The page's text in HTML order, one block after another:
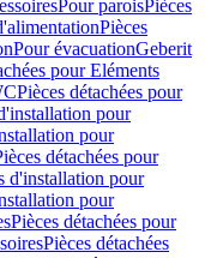
Pour paroisPièces
Pièces
Pour évacuationGeberit
pour Eléments
Pièces détachées pour
pour
pour
détachées pour
d'installation pour
pour
Pièces détachées pour
Pièces détachées